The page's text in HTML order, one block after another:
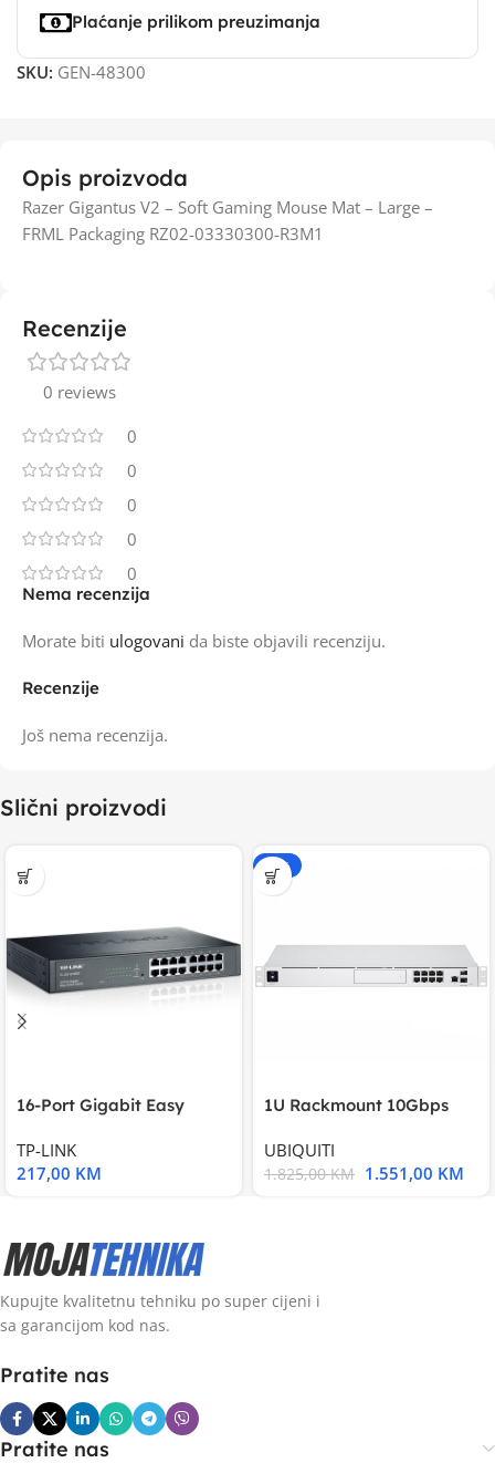
Plaćanje prilikom preuzimanja
SKU: GEN-48300
Opis proizvoda
Razer Gigantus V2 – Soft Gaming Mouse Mat – Large –
FRML Packaging RZ02-03330300-R3M1
Recenzije
0 reviews
0
0
0
0
0
Recenzije
Još nema recenzija.
Nema recenzija
Morate biti ulogovani da biste objavili recenziju.
Slični proizvodi
16-Port Gigabit Easy
TP-LINK
217,00 KM
-15%
1U Rackmount 10Gbps
UBIQUITI
1.825,00KM 1.551,00 KM
Kupujte kvalitetnu tehniku po super cijeni i
sa garancijom kod nas.
Pratite nas
Pratite nas